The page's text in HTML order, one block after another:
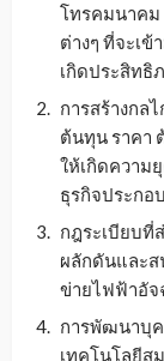
โทรคมนาคม
ต่างๆ ที่จะเ
เกิดประสิทธิ
การสร้างกล
ต้นทุน ราคา
ให้เกิดความ
ธุรกิจประกอ
กฎระเบียบที่
ผลักดันและส
ข่ายไฟฟ้าอัจ
การพัฒนาบุ
เทคโนโลยีส